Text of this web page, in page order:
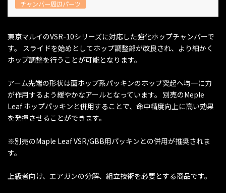
チャンバー周辺パーツ
東京マルイのVSR-10シリーズに対応した強化ホップチャンバーで
す。 スライドを始めとしてホップ調整部が改良され、より細かく
ホップ調整を行うことが可能となります。
アーム先端の形状は面ホップ系パッキンのホップ突起へ均一に力
が作用するよう緩やかなアールとなっています。 別売のMeple
Leaf ホップパッキンと併用することで、命中精度向上に高い効果
を発揮させることができます。
※別売のMaple Leaf VSR/GBB用パッキンとの併用が推奨されま
す。
上級者向け、エアガンの分解、組立技術を必要とする商品です。